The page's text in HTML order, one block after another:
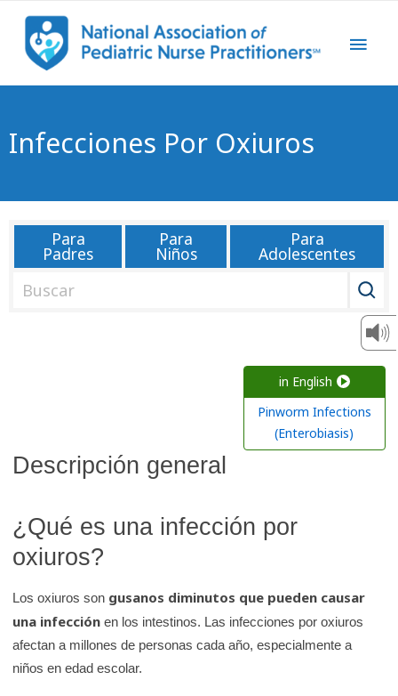
Infecciones Por Oxiuros
Para
Padres
Para
Niños
Para
Adolescentes
l
b
b
l
i
o
t
in English
Pinworm Infections
(Enterobiasis)
Descripción general
¿Qué es una infección por
oxiuros?
Los oxiuros son gusanos diminutos que pueden causar
una infección en los intestinos. Las infecciones por oxiuros
afectan a millones de personas cada año, especialmente a
niños en edad escolar.